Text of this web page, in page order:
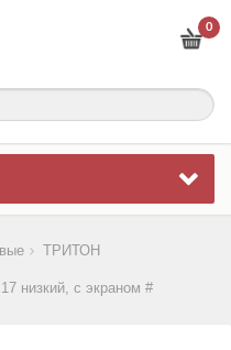
0
ТРИТОН
низкий, с экраном #